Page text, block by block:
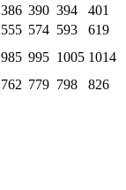
386 390 394
401
555 574 593
619
985 995 1005 1014
762 779 798 826